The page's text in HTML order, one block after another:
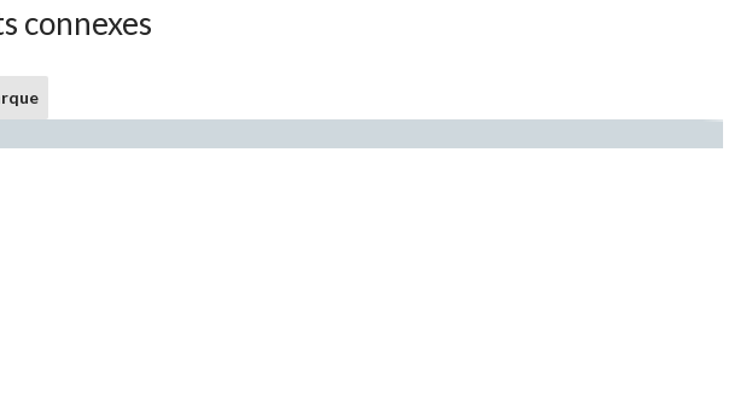
connexes